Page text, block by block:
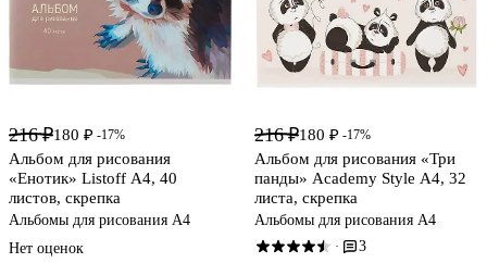
216 ₽180 ₽ -17%
Альбом для рисования
«Енотик» Listoff А4, 40
листов, скрепка
Альбомы для рисования А4
Нет оценок
216 ₽180 ₽ -17%
Альбом для рисования «Три
панды» Academy Style А4, 32
листа, скрепка
Альбомы для рисования А4
· 3